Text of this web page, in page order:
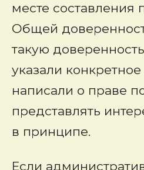
месте составления
Общей
такую
указали
написали о праве
представлять
в принципе.
Если